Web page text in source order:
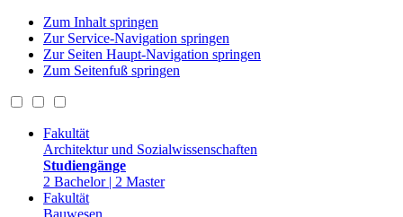
Zum Inhalt springen
Zur Service-Navigation springen
Zur Seiten Haupt-Navigation springen
Zum Seitenfuß springen
Fakultät
Architektur und Sozialwissenschaften
Studiengänge
2 Bachelor | 2 Master
Fakultät
Bauwesen